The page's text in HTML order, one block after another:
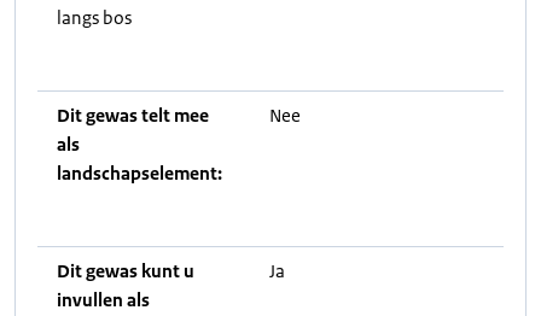
langs bos
Dit gewas telt mee
als
landschapselement:
Nee
Dit gewas kunt u
invullen als
Ja